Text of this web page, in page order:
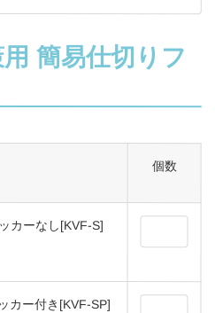
簡易仕切りフ
個数
カーなし[KVF-S]
カー付き[KVF-SP]